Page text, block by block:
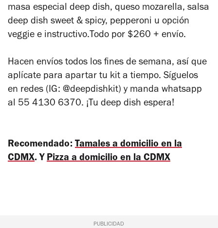
masa especial deep dish, queso mozarella, salsa
deep dish sweet & spicy, pepperoni u opción
veggie e instructivo.Todo por $260 + envío.
Hacen envíos todos los fines de semana, así que
aplícate para apartar tu kit a tiempo. Síguelos
en redes (IG: @deepdishkit) y manda whatsapp
al 55 4130 6370. ¡Tu deep dish espera!
Recomendado: Tamales a domicilio en la
CDMX. Y Pizza a domicilio en la CDMX
PUBLICIDAD